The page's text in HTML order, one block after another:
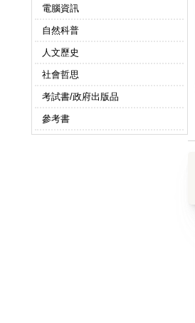
電腦資訊
自然科普
人文歷史
社會哲思
考試書/政府出版品
參考書